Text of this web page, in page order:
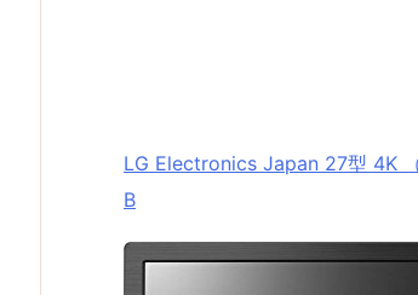
LG Electronics Japan 27型 4K
B